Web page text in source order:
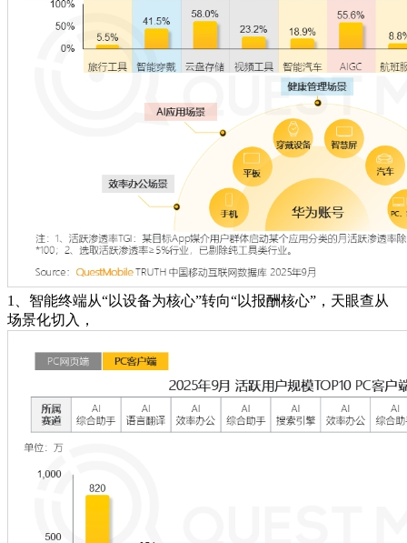
1、智能终端从“以设备为核心”转向“以报酬核心”，天眼查从
场景化切入，